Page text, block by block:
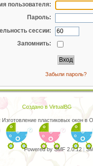
пользователя:
Пароль:
сессии:
Запомнить:
Забыли пароль?
Создано в VirtualBG
Изготовление пластиковых окон в
Powered by SMF 2.0.12|